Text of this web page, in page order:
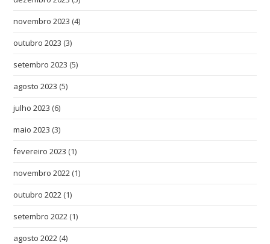
novembro 2023 (4)
outubro 2023 (3)
setembro 2023 (5)
agosto 2023 (5)
julho 2023 (6)
maio 2023 (3)
fevereiro 2023 (1)
novembro 2022 (1)
outubro 2022 (1)
setembro 2022 (1)
agosto 2022 (4)